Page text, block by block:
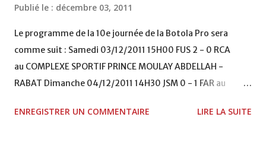
Publié le : décembre 03, 2011
Le programme de la 10e journée de la Botola Pro sera
comme suit : Samedi 03/12/2011 15H00 FUS 2 - 0 RCA
au COMPLEXE SPORTIF PRINCE MOULAY ABDELLAH -
RABAT Dimanche 04/12/2011 14H30 JSM 0 - 1 FAR au
TERRAIN EL ABDI - EL JADIDA 16h30 OCK 0 - 1 HUSA
ENREGISTRER UN COMMENTAIRE LIRE LA SUITE